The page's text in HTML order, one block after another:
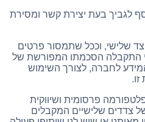
לגביך בעת יצירת קשר ומסירת
שלישי, וככל שתמסור פרטים
התקבלה הסכמתו המפורשת של
לחברה, לצורך השימוש
פרסומית ושיווקית
צדדים שלישיים המקבלים